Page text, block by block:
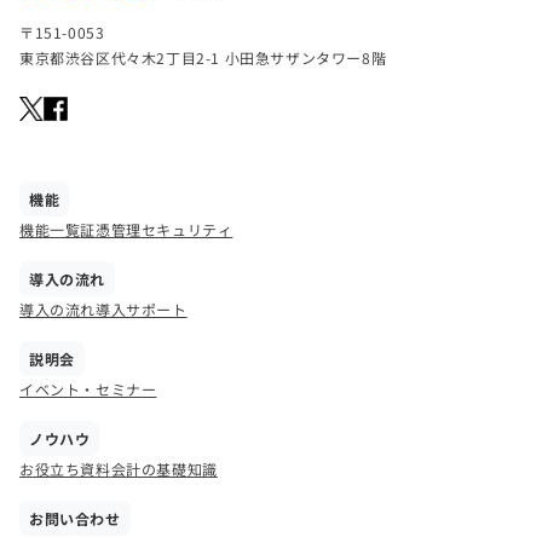
〒151-0053
東京都渋谷区代々木2丁目2-1 小田急サザンタワー8階
機能
機能一覧証憑管理セキュリティ
導入の流れ
導入の流れ導入サポート
説明会
イベント・セミナー
ノウハウ
お役立ち資料会計の基礎知識
お問い合わせ